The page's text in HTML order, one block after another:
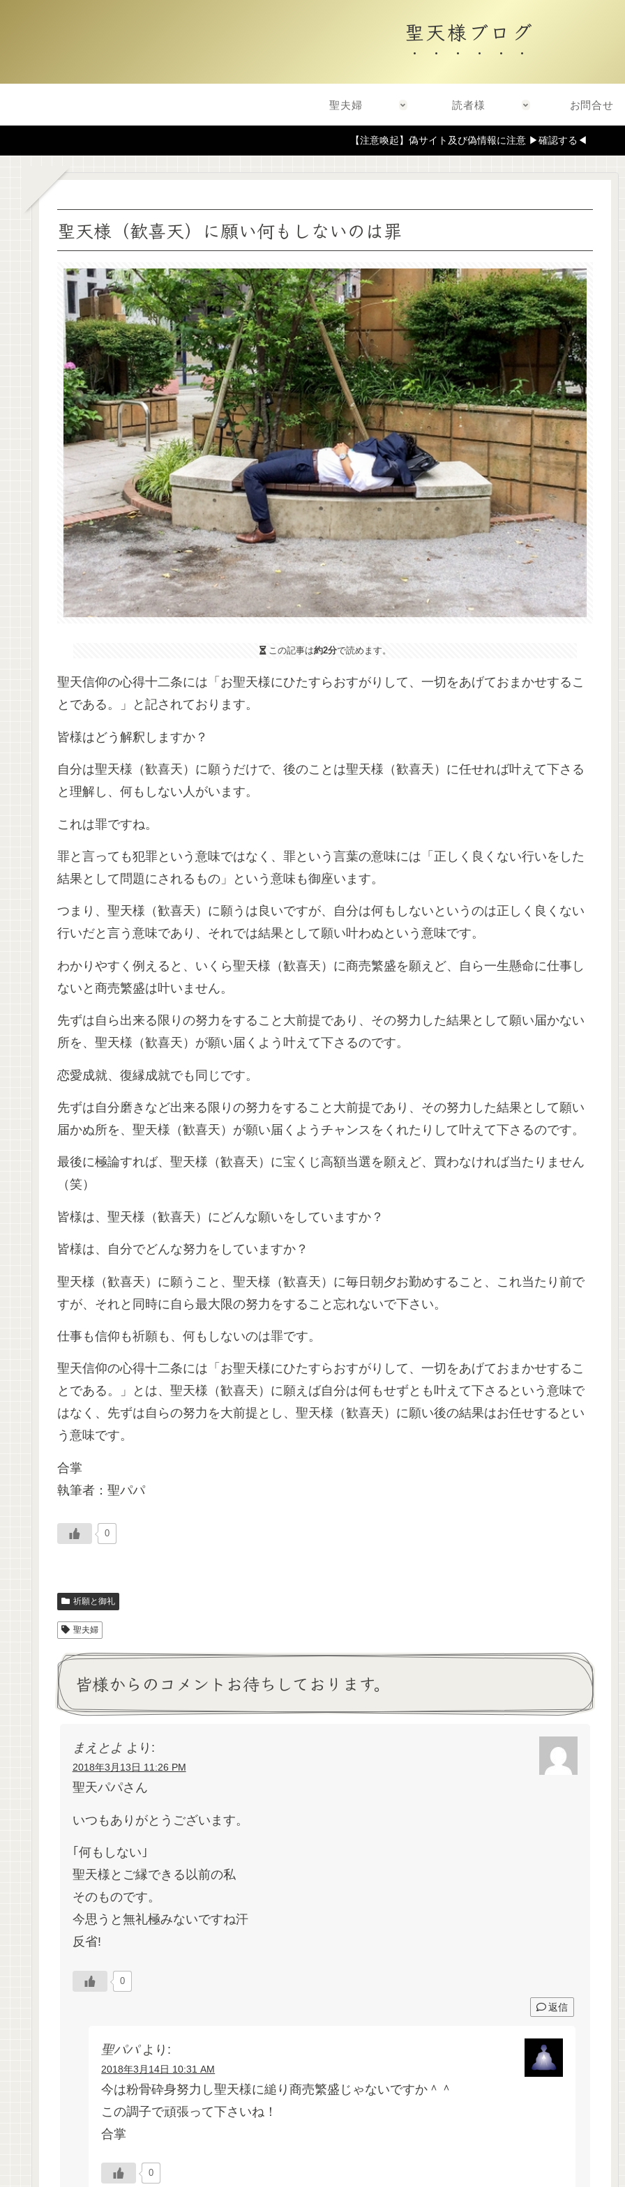
聖天様ブログ
聖夫婦 読者様 お問合せ
【注意喚起】偽サイト及び偽情報に注意 ▶確認する◀
聖天様（歓喜天）に願い何もしないのは罪
この記事は約2分で読めます。
聖天信仰の心得十二条には「お聖天様にひたすらおすがりして、一切をあげておまかせするこ
とである。」と記されております。
皆様はどう解釈しますか？
自分は聖天様（歓喜天）に願うだけで、後のことは聖天様（歓喜天）に任せれば叶えて下さる
と理解し、何もしない人がいます。
これは罪ですね。
罪と言っても犯罪という意味ではなく、罪という言葉の意味には「正しく良くない行いをした
結果として問題にされるもの」という意味も御座います。
つまり、聖天様（歓喜天）に願うは良いですが、自分は何もしないというのは正しく良くない
行いだと言う意味であり、それでは結果として願い叶わぬという意味です。
わかりやすく例えると、いくら聖天様（歓喜天）に商売繁盛を願えど、自ら一生懸命に仕事し
ないと商売繁盛は叶いません。
先ずは自ら出来る限りの努力をすること大前提であり、その努力した結果として願い届かない
所を、聖天様（歓喜天）が願い届くよう叶えて下さるのです。
恋愛成就、復縁成就でも同じです。
先ずは自分磨きなど出来る限りの努力をすること大前提であり、その努力した結果として願い
届かぬ所を、聖天様（歓喜天）が願い届くようチャンスをくれたりして叶えて下さるのです。
最後に極論すれば、聖天様（歓喜天）に宝くじ高額当選を願えど、買わなければ当たりません
（笑）
皆様は、聖天様（歓喜天）にどんな願いをしていますか？
皆様は、自分でどんな努力をしていますか？
聖天様（歓喜天）に願うこと、聖天様（歓喜天）に毎日朝夕お勤めすること、これ当たり前で
すが、それと同時に自ら最大限の努力をすること忘れないで下さい。
仕事も信仰も祈願も、何もしないのは罪です。
聖天信仰の心得十二条には「お聖天様にひたすらおすがりして、一切をあげておまかせするこ
とである。」とは、聖天様（歓喜天）に願えば自分は何もせずとも叶えて下さるという意味で
はなく、先ずは自らの努力を大前提とし、聖天様（歓喜天）に願い後の結果はお任せするとい
う意味です。
合掌
執筆者：聖パパ
0
祈願と御礼
聖夫婦
皆様からのコメントお待ちしております。
まえとよ より:
2018年3月13日 11:26 PM
聖天パパさん
いつもありがとうございます。
｢何もしない｣
聖天様とご縁できる以前の私
そのものです。
今思うと無礼極みないですね汗
反省!
0
返信
聖パパ より:
2018年3月14日 10:31 AM
今は粉骨砕身努力し聖天様に縋り商売繁盛じゃないですか＾＾
この調子で頑張って下さいね！
合掌
0